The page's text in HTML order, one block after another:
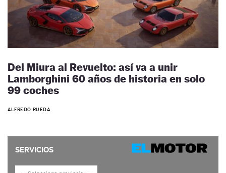
Del Miura al Revuelto: así va a unir
Lamborghini 60 años de historia en solo
99 coches
ALFREDO RUEDA